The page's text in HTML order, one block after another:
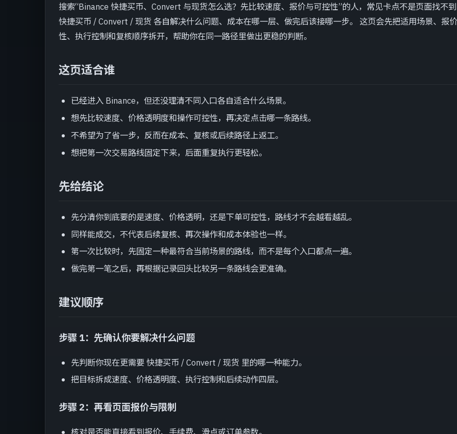
搜索“Binance 快捷买币、Convert 与现货怎么选？先比较速度、报价与可控性”的人，常见卡点不是页面找不
快捷买币 / Convert / 现货 各自解决什么问题、成本在哪一层、做完后该接哪一步。 这页会先把适用场景、报
性、执行控制和复核顺序拆开，帮助你在同一路径里做出更稳的判断。
这页适合谁
已经进入 Binance，但还没理清不同入口各自适合什么场景。
想先比较速度、价格透明度和操作可控性，再决定点击哪一条路线。
不希望为了省一步，反而在成本、复核或后续路径上返工。
想把第一次交易路线固定下来，后面重复执行更轻松。
先给结论
先分清你到底要的是速度、价格透明，还是下单可控性，路线才不会越看越乱。
同样能成交，不代表后续复核、再次操作和成本体验也一样。
第一次比较时，先固定一种最符合当前场景的路线，而不是每个入口都点一遍。
做完第一笔之后，再根据记录回头比较另一条路线会更准确。
建议顺序
步骤 1：先确认你要解决什么问题
先判断你现在更需要 快捷买币 / Convert / 现货 里的哪一种能力。
把目标拆成速度、价格透明度、执行控制和后续动作四层。
步骤 2：再看页面报价与限制
核对是否能直接看到报价、手续费、滑点或订单参数。